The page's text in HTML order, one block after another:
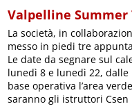
Valpelline Summer
La società, in
messo in piedi tre
Le date da segnare sul
lunedì 8 e lunedì 22, dalle
base operativa l’area
saranno gli istruttori Csen